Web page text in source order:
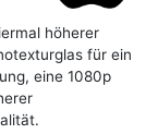
höherer
für ein
eine 1080p